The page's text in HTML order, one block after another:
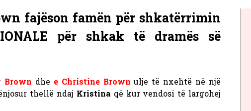
fajëson famën për shkatërrimin
për shkak të dramës së
Brown dhe e Christine Brown ulje të nxehtë në një
thellë ndaj Kristina që kur vendosi të largohej